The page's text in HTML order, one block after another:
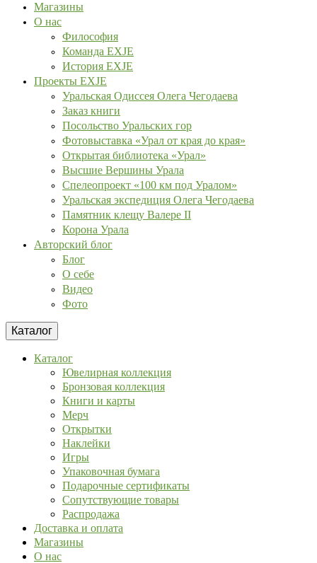
Магазины
О нас
Философия
Команда EXJE
История EXJE
Проекты EXJE
Уральская Одиссея Олега Чегодаева
Заказ книги
Посольство Уральских гор
Фотовыставка «Урал от края до края»
Открытая библиотека «Урал»
Высшие Вершины Урала
Спелеопроект «100 км под Уралом»
Уральская экспедиция Олега Чегодаева
Памятник клещу Валере II
Корона Урала
Авторский блог
Блог
О себе
Видео
Фото
Каталог
Каталог
Ювелирная коллекция
Бронзовая коллекция
Книги и карты
Мерч
Открытки
Наклейки
Игры
Упаковочная бумага
Подарочные сертификаты
Сопутствующие товары
Распродажа
Доставка и оплата
Магазины
О нас